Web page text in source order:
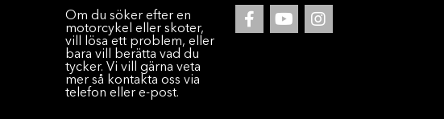
Om du söker efter en
motorcykel eller skoter,
vill lösa ett problem, eller
bara vill berätta vad du
tycker. Vi vill gärna veta
mer så kontakta oss via
telefon eller e-post.